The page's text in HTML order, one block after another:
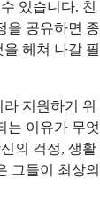
있습니다. 친
을 공유하면 종
헤쳐 나갈 필
지원하기 위
는 이유가 무엇
의 걱정, 생활
그들이 최상의